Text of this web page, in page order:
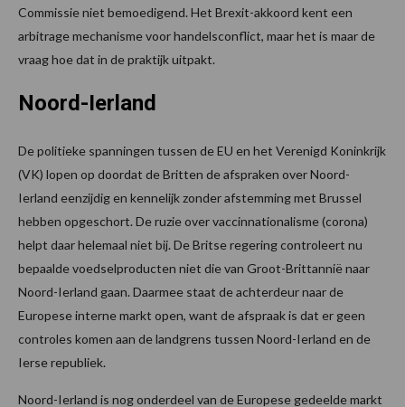
Commissie niet bemoedigend. Het Brexit-akkoord kent een
arbitrage mechanisme voor handelsconflict, maar het is maar de
vraag hoe dat in de praktijk uitpakt.
Noord-Ierland
De politieke spanningen tussen de EU en het Verenigd Koninkrijk
(VK) lopen op doordat de Britten de afspraken over Noord-
Ierland eenzijdig en kennelijk zonder afstemming met Brussel
hebben opgeschort. De ruzie over vaccinnationalisme (corona)
helpt daar helemaal niet bij. De Britse regering controleert nu
bepaalde voedselproducten niet die van Groot-Brittannië naar
Noord-Ierland gaan. Daarmee staat de achterdeur naar de
Europese interne markt open, want de afspraak is dat er geen
controles komen aan de landgrens tussen Noord-Ierland en de
Ierse republiek.
Noord-Ierland is nog onderdeel van de Europese gedeelde markt